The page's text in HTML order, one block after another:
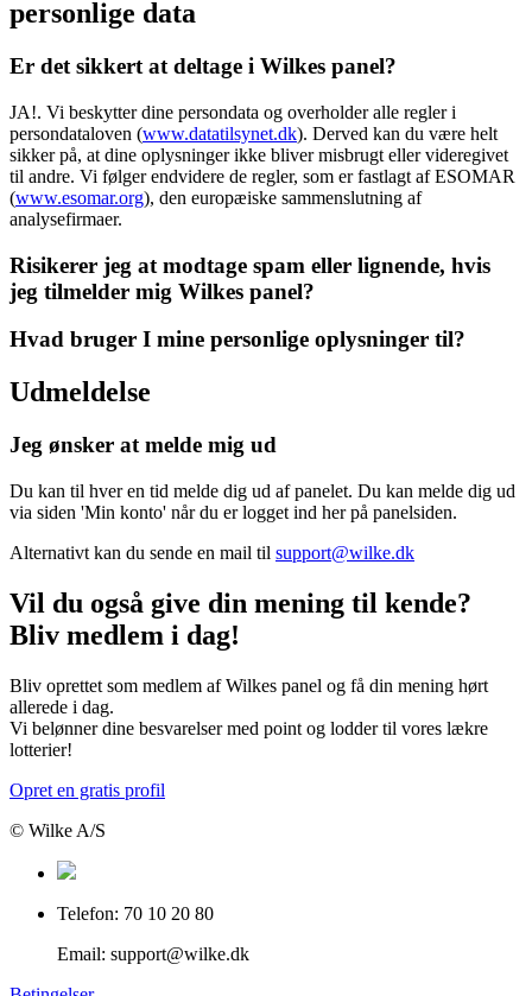
personlige data
Er det sikkert at deltage i Wilkes panel?
JA!. Vi beskytter dine persondata og overholder alle regler i
persondataloven (www.datatilsynet.dk). Derved kan du være helt
sikker på, at dine oplysninger ikke bliver misbrugt eller videregivet
til andre. Vi følger endvidere de regler, som er fastlagt af ESOMAR
(www.esomar.org), den europæiske sammenslutning af
analysefirmaer.
Risikerer jeg at modtage spam eller lignende, hvis
jeg tilmelder mig Wilkes panel?
Hvad bruger I mine personlige oplysninger til?
Udmeldelse
Jeg ønsker at melde mig ud
Du kan til hver en tid melde dig ud af panelet. Du kan melde dig ud
via siden 'Min konto' når du er logget ind her på panelsiden.
Alternativt kan du sende en mail til support@wilke.dk
Vil du også give din mening til kende?
Bliv medlem i dag!
Bliv oprettet som medlem af Wilkes panel og få din mening hørt
allerede i dag.
Vi belønner dine besvarelser med point og lodder til vores lækre
lotterier!
Opret en gratis profil
© Wilke A/S
Telefon: 70 10 20 80
Email: support@wilke.dk